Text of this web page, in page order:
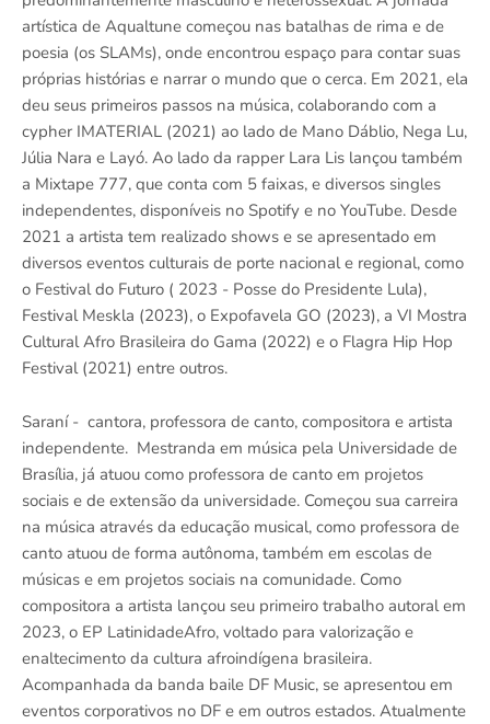
artística de Aqualtune começou nas batalhas de rima e de
poesia (os SLAMs), onde encontrou espaço para contar suas
próprias histórias e narrar o mundo que o cerca. Em 2021, ela
deu seus primeiros passos na música, colaborando com a
cypher IMATERIAL (2021) ao lado de Mano Dáblio, Nega Lu,
Júlia Nara e Layó. Ao lado da rapper Lara Lis lançou também
a Mixtape 777, que conta com 5 faixas, e diversos singles
independentes, disponíveis no Spotify e no YouTube. Desde
2021 a artista tem realizado shows e se apresentado em
diversos eventos culturais de porte nacional e regional, como
o Festival do Futuro ( 2023 - Posse do Presidente Lula),
Festival Meskla (2023), o Expofavela GO (2023), a VI Mostra
Cultural Afro Brasileira do Gama (2022) e o Flagra Hip Hop
Festival (2021) entre outros.
Saraní - cantora, professora de canto, compositora e artista
independente. Mestranda em música pela Universidade de
Brasília, já atuou como professora de canto em projetos
sociais e de extensão da universidade. Começou sua carreira
na música através da educação musical, como professora de
canto atuou de forma autônoma, também em escolas de
músicas e em projetos sociais na comunidade. Como
compositora a artista lançou seu primeiro trabalho autoral em
2023, o EP LatinidadeAfro, voltado para valorização e
enaltecimento da cultura afroindígena brasileira.
Acompanhada da banda baile DF Music, se apresentou em
eventos corporativos no DF e em outros estados. Atualmente